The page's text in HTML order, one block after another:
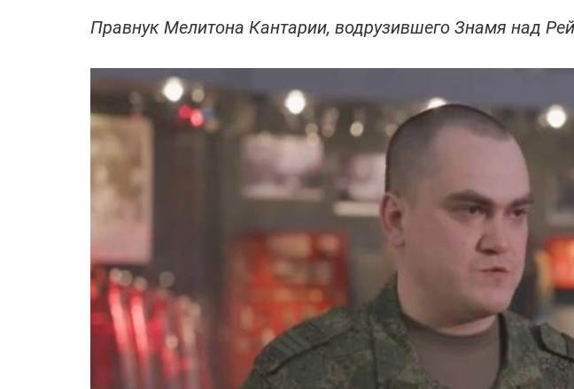
Правнук Мелитона Кантарии, водрузившего Знамя над